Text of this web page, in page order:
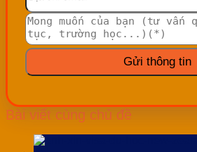
Bài viết cùng chủ đề